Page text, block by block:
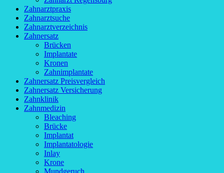
Zahnarztpraxis
Zahnarztsuche
Zahnarztverzeichnis
Zahnersatz
Brücken
Implantate
Kronen
Zahnimplantate
Zahnersatz Preisvergleich
Zahnersatz Versicherung
Zahnklinik
Zahnmedizin
Bleaching
Brücke
Implantat
Implantatologie
Inlay
Krone
Mundgeruch